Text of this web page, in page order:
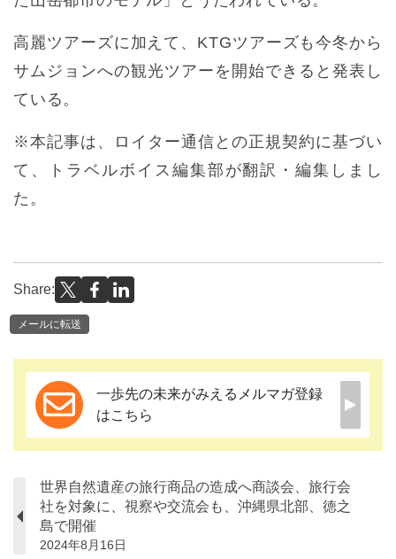
高麗ツアーズに加えて、KTGツアーズも今冬から
サムジョンへの観光ツアーを開始できると発表し
ている。
※本記事は、ロイター通信との正規契約に基づい
て、トラベルボイス編集部が翻訳・編集しまし
た。
Share:
メールに転送
一歩先の未来がみえるメルマガ登録
はこちら
世界自然遺産の旅行商品の造成へ商談会、旅行会
社を対象に、視察や交流会も、沖縄県北部、徳之
島で開催
2024年8月16日